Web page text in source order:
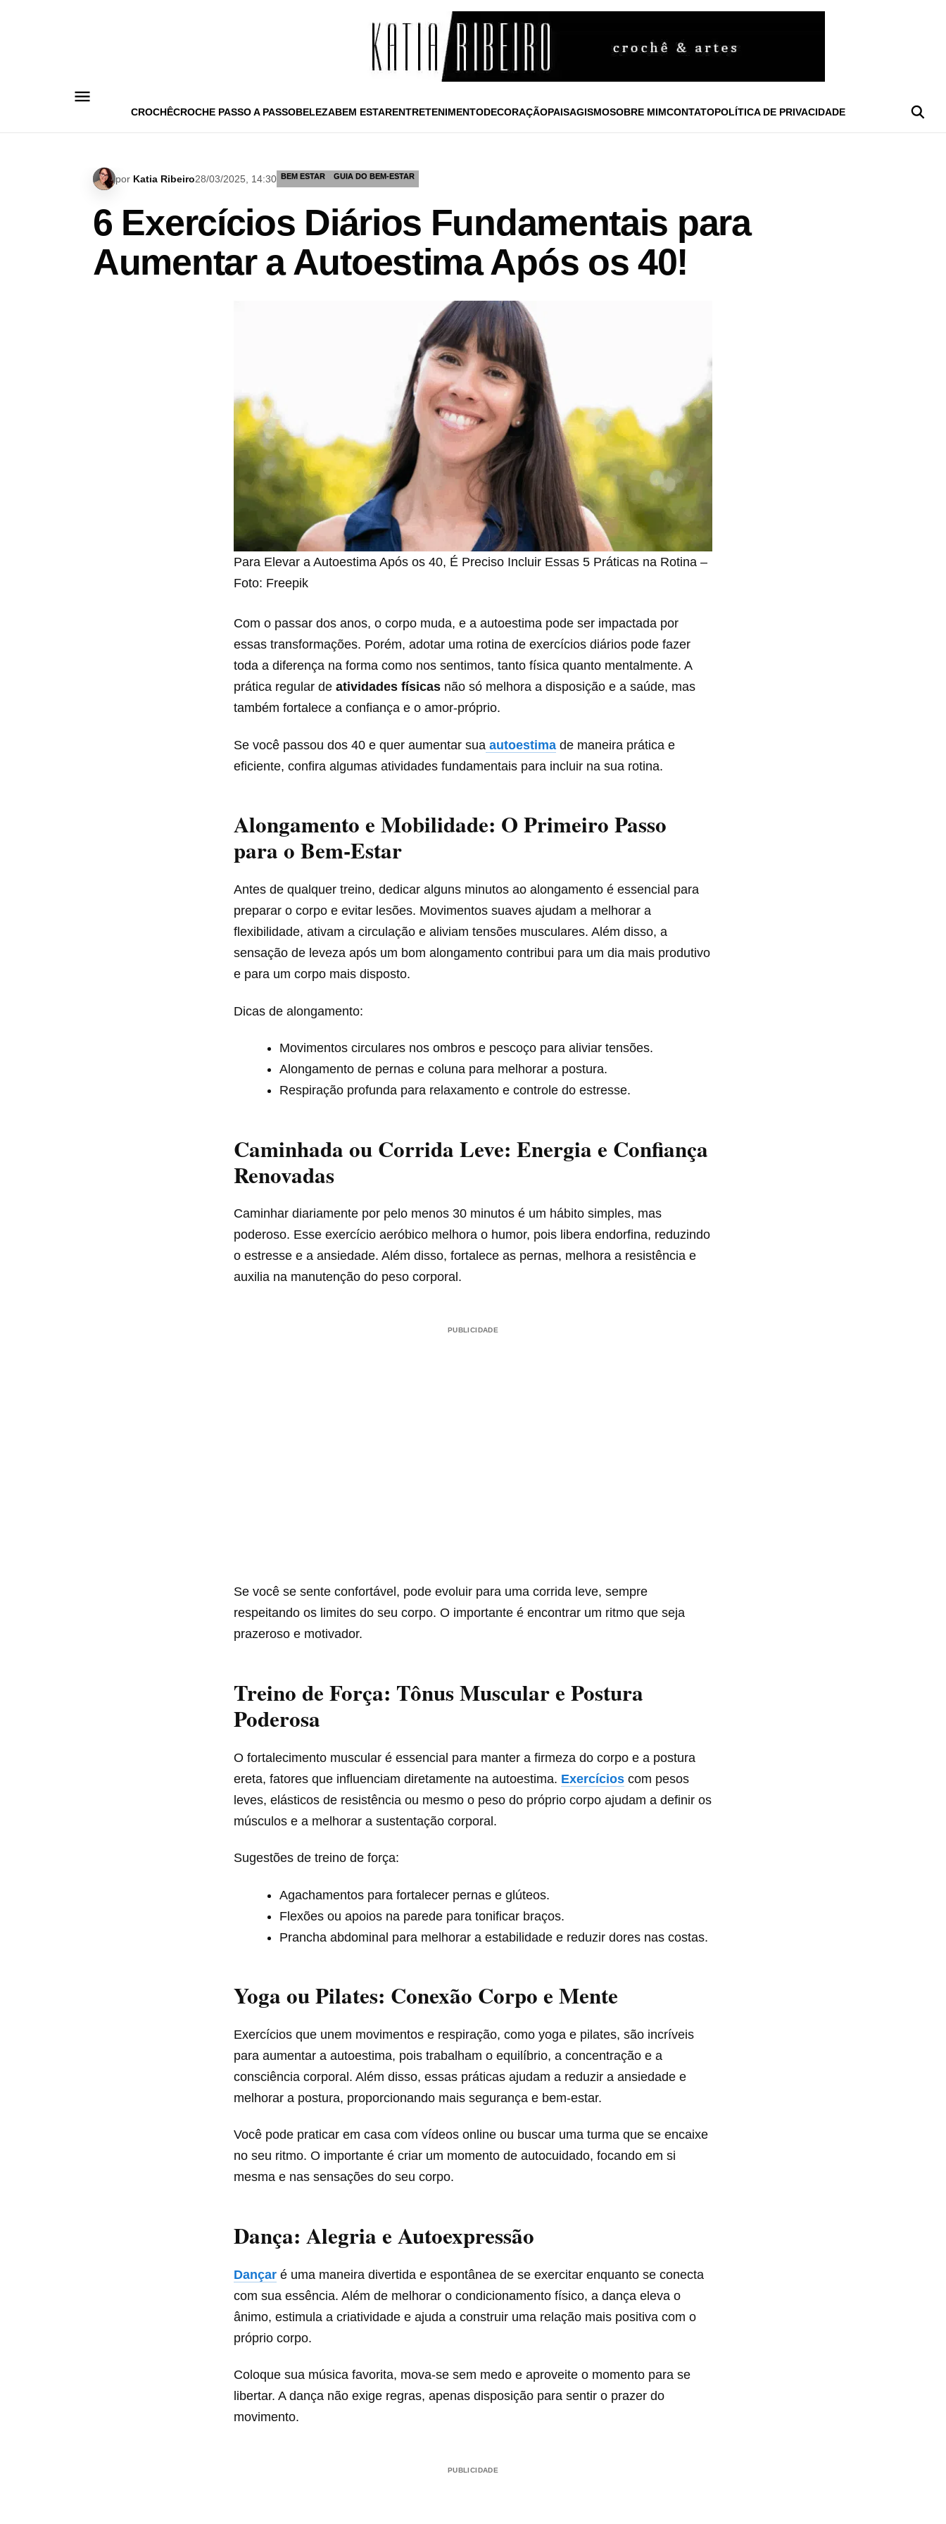
CROCHÊCROCHE PASSO A PASSOBELEZABEM ESTARENTRETENIMENTODECORAÇÃOPAISAGISMOSOBRE MIMCONTATOPOLÍTICA DE PRIVACIDADE
por Katia Ribeiro28/03/2025, 14:30 BEM ESTAR GUIA DO BEM-ESTAR
6 Exercícios Diários Fundamentais para
Aumentar a Autoestima Após os 40!
Para Elevar a Autoestima Após os 40, É Preciso Incluir Essas 5 Práticas na Rotina –
Foto: Freepik
Com o passar dos anos, o corpo muda, e a autoestima pode ser impactada por
essas transformações. Porém, adotar uma rotina de exercícios diários pode fazer
toda a diferença na forma como nos sentimos, tanto física quanto mentalmente. A
prática regular de atividades físicas não só melhora a disposição e a saúde, mas
também fortalece a confiança e o amor-próprio.
Se você passou dos 40 e quer aumentar sua autoestima de maneira prática e
eficiente, confira algumas atividades fundamentais para incluir na sua rotina.
Alongamento e Mobilidade: O Primeiro Passo
para o Bem-Estar
Antes de qualquer treino, dedicar alguns minutos ao alongamento é essencial para
preparar o corpo e evitar lesões. Movimentos suaves ajudam a melhorar a
flexibilidade, ativam a circulação e aliviam tensões musculares. Além disso, a
sensação de leveza após um bom alongamento contribui para um dia mais produtivo
e para um corpo mais disposto.
Dicas de alongamento:
Movimentos circulares nos ombros e pescoço para aliviar tensões.
Alongamento de pernas e coluna para melhorar a postura.
Respiração profunda para relaxamento e controle do estresse.
Caminhada ou Corrida Leve: Energia e Confiança
Renovadas
Caminhar diariamente por pelo menos 30 minutos é um hábito simples, mas
poderoso. Esse exercício aeróbico melhora o humor, pois libera endorfina, reduzindo
o estresse e a ansiedade. Além disso, fortalece as pernas, melhora a resistência e
auxilia na manutenção do peso corporal.
PUBLICIDADE
Se você se sente confortável, pode evoluir para uma corrida leve, sempre
respeitando os limites do seu corpo. O importante é encontrar um ritmo que seja
prazeroso e motivador.
Treino de Força: Tônus Muscular e Postura
Poderosa
O fortalecimento muscular é essencial para manter a firmeza do corpo e a postura
ereta, fatores que influenciam diretamente na autoestima. Exercícios com pesos
leves, elásticos de resistência ou mesmo o peso do próprio corpo ajudam a definir os
músculos e a melhorar a sustentação corporal.
Sugestões de treino de força:
Agachamentos para fortalecer pernas e glúteos.
Flexões ou apoios na parede para tonificar braços.
Prancha abdominal para melhorar a estabilidade e reduzir dores nas costas.
Yoga ou Pilates: Conexão Corpo e Mente
Exercícios que unem movimentos e respiração, como yoga e pilates, são incríveis
para aumentar a autoestima, pois trabalham o equilíbrio, a concentração e a
consciência corporal. Além disso, essas práticas ajudam a reduzir a ansiedade e
melhorar a postura, proporcionando mais segurança e bem-estar.
Você pode praticar em casa com vídeos online ou buscar uma turma que se encaixe
no seu ritmo. O importante é criar um momento de autocuidado, focando em si
mesma e nas sensações do seu corpo.
Dança: Alegria e Autoexpressão
Dançar é uma maneira divertida e espontânea de se exercitar enquanto se conecta
com sua essência. Além de melhorar o condicionamento físico, a dança eleva o
ânimo, estimula a criatividade e ajuda a construir uma relação mais positiva com o
próprio corpo.
Coloque sua música favorita, mova-se sem medo e aproveite o momento para se
libertar. A dança não exige regras, apenas disposição para sentir o prazer do
movimento.
PUBLICIDADE